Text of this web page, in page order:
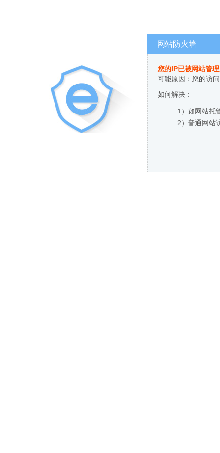
网站防火墙
您的IP已被网站管
可能原因：您的访
如何解决：
1）如网站托
2）普通网站